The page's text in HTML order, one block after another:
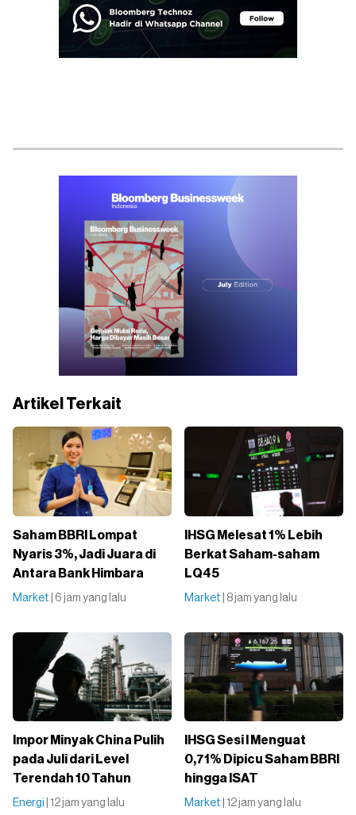
Artikel Terkait
Saham BBRI Lompat
Nyaris 3%, Jadi Juara di
Antara Bank Himbara
Market | 6 jam yang lalu
IHSG Melesat 1% Lebih
Berkat Saham-saham
LQ45
Market | 8 jam yang lalu
Impor Minyak China Pulih
pada Juli dari Level
Terendah 10 Tahun
Energi | 12 jam yang lalu
IHSG Sesi I Menguat
0,71% Dipicu Saham BBRI
hingga ISAT
Market | 12 jam yang lalu